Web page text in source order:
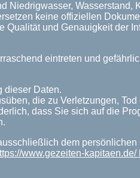
Niedrigwasser, Wasserstand,
keine offiziellen
und Genauigkeit der
eintreten und
dieser Daten.
die zu Verletzungen,
dass Sie sich auf die
dem
www.gezeiten-